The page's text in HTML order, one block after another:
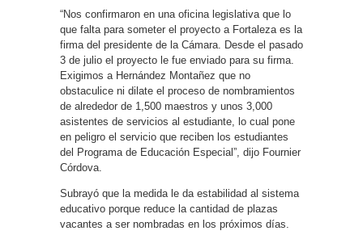
“Nos confirmaron en una oficina legislativa que lo
que falta para someter el proyecto a Fortaleza es la
firma del presidente de la Cámara. Desde el pasado
3 de julio el proyecto le fue enviado para su firma.
Exigimos a Hernández Montañez que no
obstaculice ni dilate el proceso de nombramientos
de alrededor de 1,500 maestros y unos 3,000
asistentes de servicios al estudiante, lo cual pone
en peligro el servicio que reciben los estudiantes
del Programa de Educación Especial”, dijo Fournier
Córdova.
Subrayó que la medida le da estabilidad al sistema
educativo porque reduce la cantidad de plazas
vacantes a ser nombradas en los próximos días.